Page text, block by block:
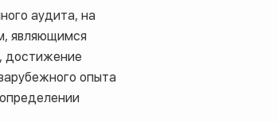
аудита, на
являющимся
достижение
опыта